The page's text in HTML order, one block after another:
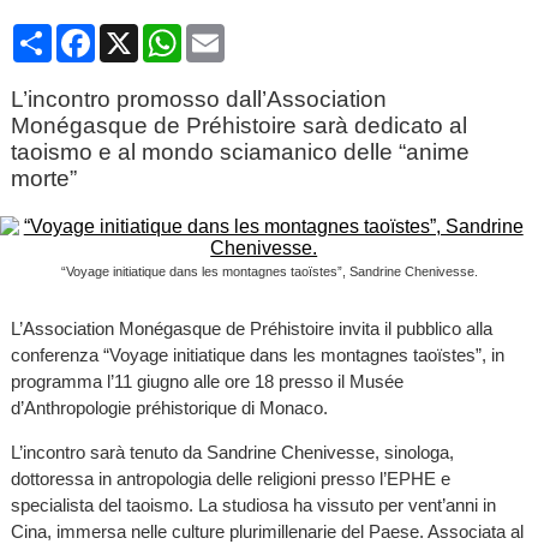
CondividiFacebook
X WhatsApp
Email
L’incontro promosso dall’Association
Monégasque de Préhistoire sarà dedicato al
taoismo e al mondo sciamanico delle “anime
morte”
“Voyage initiatique dans les montagnes taoïstes”, Sandrine Chenivesse.
L’Association Monégasque de Préhistoire invita il pubblico alla
conferenza “Voyage initiatique dans les montagnes taoïstes”, in
programma l’11 giugno alle ore 18 presso il Musée
d’Anthropologie préhistorique di Monaco.
L’incontro sarà tenuto da Sandrine Chenivesse, sinologa,
dottoressa in antropologia delle religioni presso l’EPHE e
specialista del taoismo. La studiosa ha vissuto per vent’anni in
Cina, immersa nelle culture plurimillenarie del Paese. Associata al